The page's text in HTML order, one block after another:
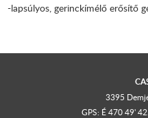
-lapsúlyos, gerinckímélő erősítő
3395
GPS: É 470 49'